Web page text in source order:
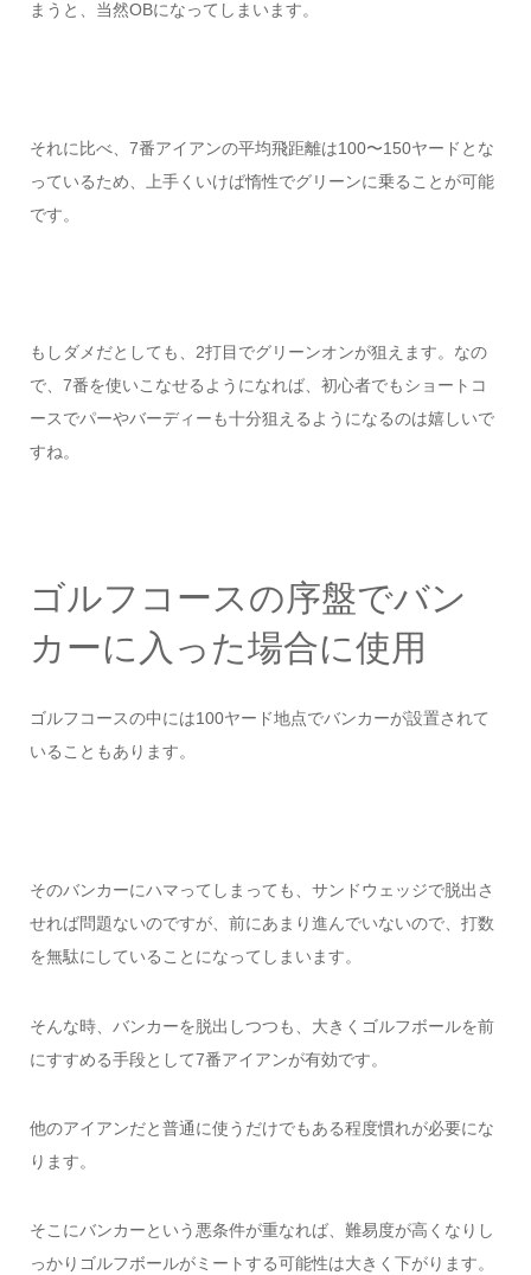
まうと、当然OBになってしまいます。
それに比べ、7番アイアンの平均飛距離は100〜150ヤードとな
っているため、上手くいけば惰性でグリーンに乗ることが可能
です。
もしダメだとしても、2打目でグリーンオンが狙えます。なの
で、7番を使いこなせるようになれば、初心者でもショートコ
ースでパーやバーディーも十分狙えるようになるのは嬉しいで
すね。
ゴルフコースの序盤でバン
カーに入った場合に使用
ゴルフコースの中には100ヤード地点でバンカーが設置されて
いることもあります。
そのバンカーにハマってしまっても、サンドウェッジで脱出さ
せれば問題ないのですが、前にあまり進んでいないので、打数
を無駄にしていることになってしまいます。
そんな時、バンカーを脱出しつつも、大きくゴルフボールを前
にすすめる手段として7番アイアンが有効です。
他のアイアンだと普通に使うだけでもある程度慣れが必要にな
ります。
そこにバンカーという悪条件が重なれば、難易度が高くなりし
っかりゴルフボールがミートする可能性は大きく下がります。